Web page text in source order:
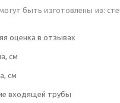
быть изготовлены из:
оценка в отзывах
см
см
входящей трубы